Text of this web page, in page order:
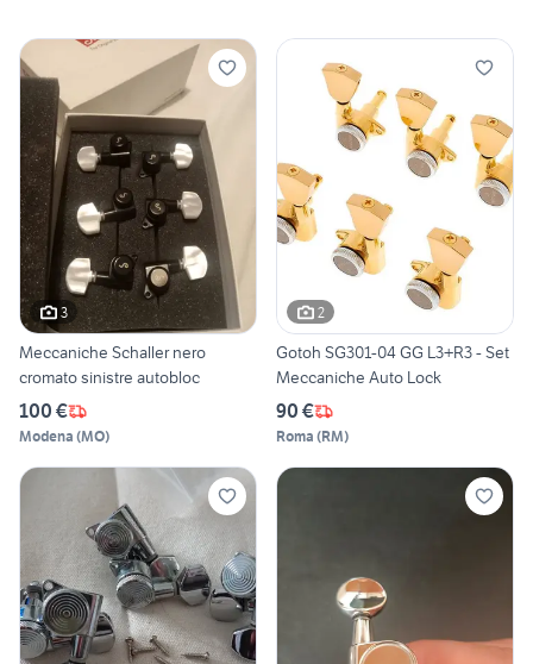
3
Meccaniche Schaller nero
cromato sinistre autobloc
100 €
Modena (MO)
2
Gotoh SG301-04 GG L3+R3 - Set
Meccaniche Auto Lock
90 €
Roma (RM)